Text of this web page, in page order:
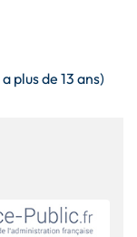
plus de 13 ans)